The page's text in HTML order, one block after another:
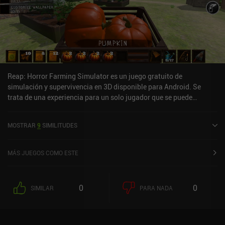
Reap: Horror Farming Simulator es un juego gratuito de
simulación y supervivencia en 3D disponible para Android. Se
trata de una experiencia para un solo jugador que se puede
Horror Farming Simulator se lanzó en mayo de 2025 y tiene una
MOSTRAR 9 SIMILITUDES
MÁS JUEGOS COMO ESTE
SIMILAR 0 PARA NADA 0